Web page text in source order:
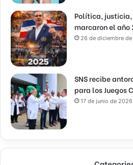
Política, justicia,
marcaron el año
26 de diciembre
SNS recibe
para los Juegos
17 de junio de 2026